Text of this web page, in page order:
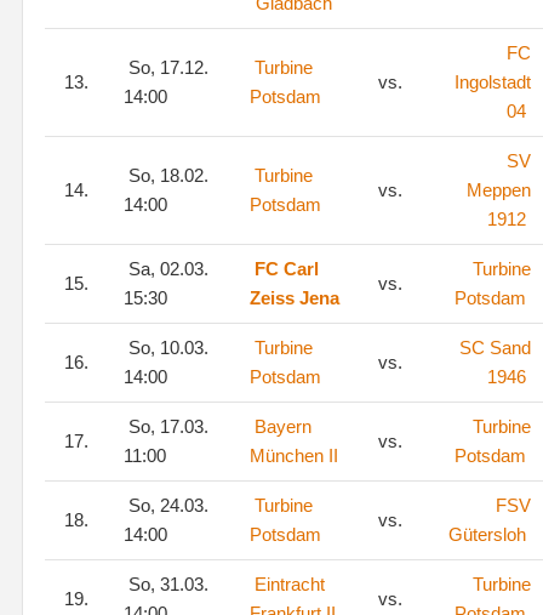
13.
So, 17.12.
14:00
Turbine
Potsdam
vs.
FC
Ingolstadt
04
14.
So, 18.02.
14:00
Turbine
Potsdam
vs.
SV
Meppen
1912
15.
Sa, 02.03.
15:30
FC Carl
Zeiss Jena
vs.
Turbine
Potsdam
16.
So, 10.03.
14:00
Turbine
Potsdam
vs.
SC Sand
1946
17.
So, 17.03.
11:00
Bayern
München II
vs.
Turbine
Potsdam
18.
So, 24.03.
14:00
Turbine
Potsdam
vs.
FSV
Gütersloh
19.
So, 31.03.
Eintracht
vs.
Turbine